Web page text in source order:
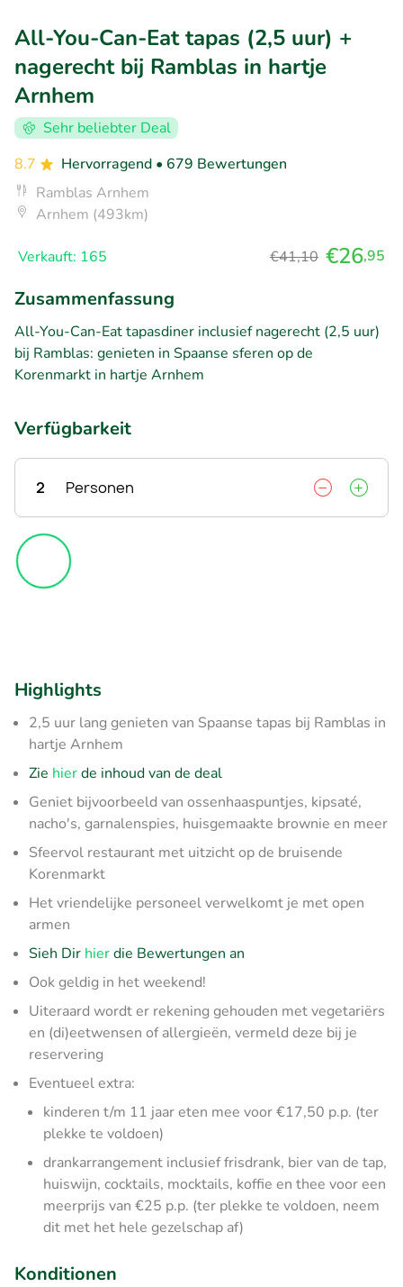
All-You-Can-Eat tapas (2,5 uur) +
nagerecht bij Ramblas in hartje
Arnhem
Sehr beliebter Deal
8.7
Hervorragend • 679 Bewertungen
Ramblas Arnhem
Arnhem (493km)
Verkauft: 165 €41,10 €26,95
Zusammenfassung
All-You-Can-Eat tapasdiner inclusief nagerecht (2,5 uur)
bij Ramblas: genieten in Spaanse sferen op de
Korenmarkt in hartje Arnhem
Verfügbarkeit
2 Personen
Highlights
2,5 uur lang genieten van Spaanse tapas bij Ramblas in
hartje Arnhem
Zie hierde inhoud van de deal
Geniet bijvoorbeeld van ossenhaaspuntjes, kipsaté,
nacho's, garnalenspies, huisgemaakte brownie en meer
Sfeervol restaurant met uitzicht op de bruisende
Korenmarkt
Het vriendelijke personeel verwelkomt je met open
armen
Sieh Dir hierdie Bewertungen an
Ook geldig in het weekend!
Uiteraard wordt er rekening gehouden met vegetariërs
en (di)eetwensen of allergieën, vermeld deze bij je
reservering
Eventueel extra:
kinderen t/m 11 jaar eten mee voor €17,50 p.p. (ter
plekke te voldoen)
drankarrangement inclusief frisdrank, bier van de tap,
huiswijn, cocktails, mocktails, koffie en thee voor een
meerprijs van €25 p.p. (ter plekke te voldoen, neem
dit met het hele gezelschap af)
Konditionen